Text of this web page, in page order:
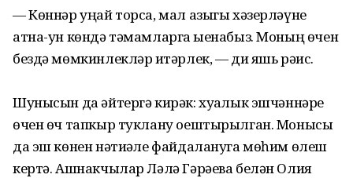
— Көннәр уңай торса, мал азыгы хәзерләүне
атна-ун көндә тәмамларга җыенабыз. Моның өчен
бездә мөмкинлекләр җитәрлек, — ди яшь рәис.
Шунысын да әйтергә кирәк: хуҗалык эшчәннәре
өчен өч тапкыр туклану оештырылган. Монысы
да эш көнен нәтиҗәле файдалануга мөһим өлеш
кертә. Ашнакчылар Ләлә Гәрәева белән Олия